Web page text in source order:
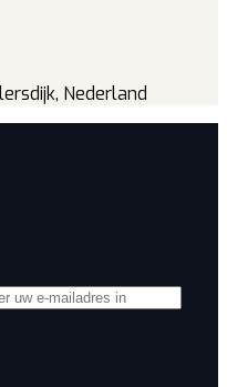
Nederland